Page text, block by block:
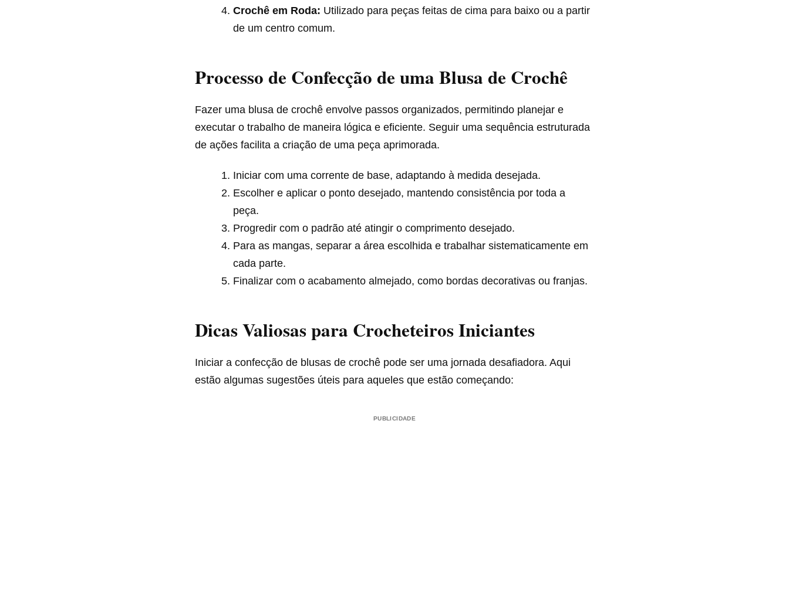
Crochê em Roda: Utilizado para peças feitas de cima para baixo ou a partir
de um centro comum.
Processo de Confecção de uma Blusa de Crochê
Fazer uma blusa de crochê envolve passos organizados, permitindo planejar e
executar o trabalho de maneira lógica e eficiente. Seguir uma sequência estruturada
de ações facilita a criação de uma peça aprimorada.
Iniciar com uma corrente de base, adaptando à medida desejada.
Escolher e aplicar o ponto desejado, mantendo consistência por toda a
peça.
Progredir com o padrão até atingir o comprimento desejado.
Para as mangas, separar a área escolhida e trabalhar sistematicamente em
cada parte.
Finalizar com o acabamento almejado, como bordas decorativas ou franjas.
Dicas Valiosas para Crocheteiros Iniciantes
Iniciar a confecção de blusas de crochê pode ser uma jornada desafiadora. Aqui
estão algumas sugestões úteis para aqueles que estão começando:
PUBLICIDADE